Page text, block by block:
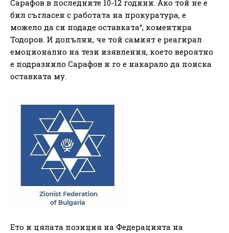
Сарафов в последните 10-12 години. Ако той не е
бил съгласен с работата на прокуратура, е
можело да си подаде оставката“, коментира
Тодоров. И допълни, че той самият е реагирал
емоционално на тези изявления, което вероятно
е подразнило Сарафов и го е накарало да поиска
оставката му.
Ето и цялата позиция на Федерацията на